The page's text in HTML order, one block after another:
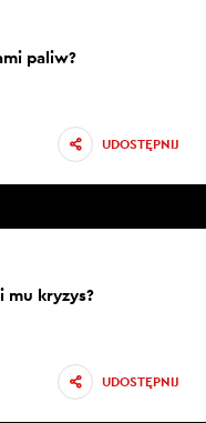
paliw?
UDOSTĘPNIJ
mu kryzys?
UDOSTĘPNIJ